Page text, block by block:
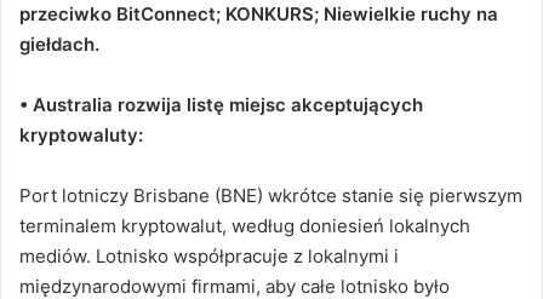
przeciwko BitConnect; KONKURS; Niewielkie ruchy na
giełdach.
• Australia rozwija listę miejsc akceptujących
kryptowaluty:
Port lotniczy Brisbane (BNE) wkrótce stanie się pierwszym
terminalem kryptowalut, według doniesień lokalnych
mediów. Lotnisko współpracuje z lokalnymi i
międzynarodowymi firmami, aby całe lotnisko było